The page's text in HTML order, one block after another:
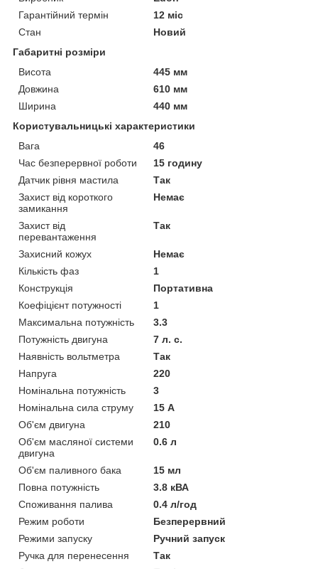
Гарантійний термін
12 міс
Стан
Новий
Габаритні розміри
Висота
445 мм
Довжина
610 мм
Ширина
440 мм
Користувальницькі характеристики
Вага
46
Час безперервної роботи
15 годину
Датчик рівня мастила
Так
Захист від короткого
замикання
Немає
Захист від
перевантаження
Так
Захисний кожух
Немає
Кількість фаз
1
Конструкція
Портативна
Коефіцієнт потужності
1
Максимальна потужність
3.3
Потужність двигуна
7 л. с.
Наявність вольтметра
Так
Напруга
220
Номінальна потужність
3
Номінальна сила струму
15 А
Об'єм двигуна
210
Об'єм масляної системи
двигуна
0.6 л
Об'єм паливного бака
15 мл
Повна потужність
3.8 кВА
Споживання палива
0.4 л/год
Режим роботи
Безперервний
Режими запуску
Ручний запуск
Ручка для перенесення
Так